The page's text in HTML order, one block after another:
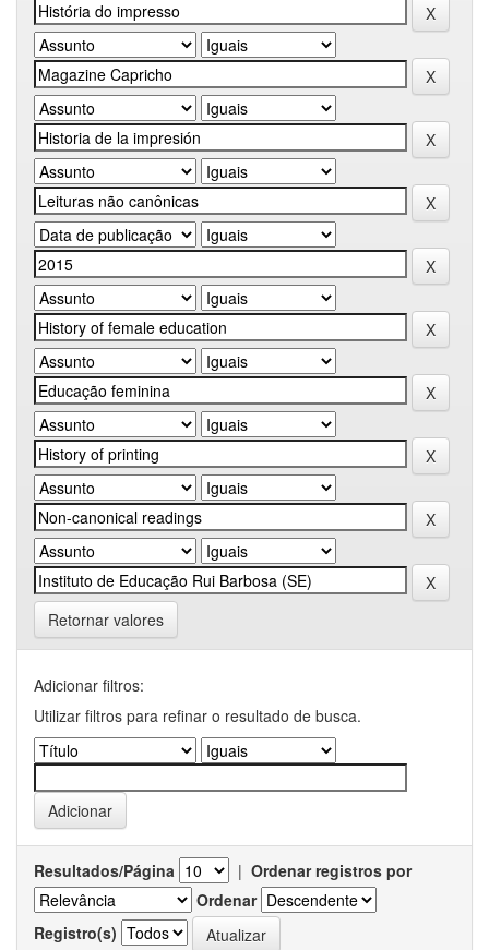
Retornar valores
Adicionar filtros:
Utilizar filtros para refinar o resultado de busca.
Resultados/Página | Ordenar registros por
Ordenar
Registro(s)